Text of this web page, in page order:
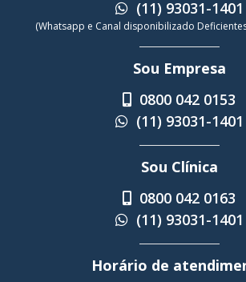
(11) 93031-1401
(Whatsapp e Canal disponibilizado
Sou Empresa
0800 042 0153
(11) 93031-1401
Sou Clínica
0800 042 0163
(11) 93031-1401
Horário de